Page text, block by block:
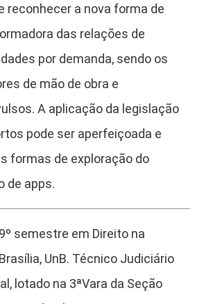
reconhecer a nova forma de
das relações de
por demanda, sendo os
de mão de obra e
A aplicação da legislação
pode ser aperfeiçoada e
formas de exploração do
de apps.
semestre em Direito na
UnB. Técnico Judiciário
lotado na 3ªVara da Seção